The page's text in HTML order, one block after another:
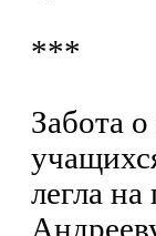
***
Забота
легла на